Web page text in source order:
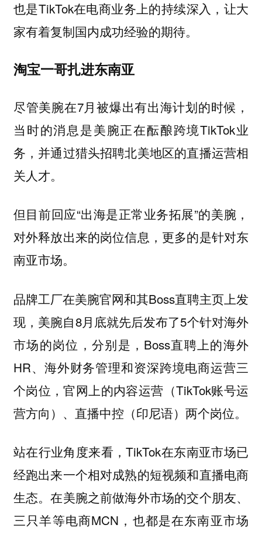
也是TikTok在电商业务上的持续深入，让大
家有着复制国内成功经验的期待。
淘宝一哥扎进东南亚
尽管美腕在7月被爆出有出海计划的时候，
当时的消息是美腕正在酝酿跨境TikTok业
务，并通过猎头招聘北美地区的直播运营相
关人才。
但目前回应“出海是正常业务拓展”的美腕，
对外释放出来的岗位信息，更多的是针对东
南亚市场。
品牌工厂在美腕官网和其Boss直聘主页上发
现，美腕自8月底就先后发布了5个针对海外
市场的岗位，分别是，Boss直聘上的海外
HR、海外财务管理和资深跨境电商运营三
个岗位，官网上的内容运营（TikTok账号运
营方向）、直播中控（印尼语）两个岗位。
站在行业角度来看，TikTok在东南亚市场已
经跑出来一个相对成熟的短视频和直播电商
生态。在美腕之前做海外市场的交个朋友、
三只羊等电商MCN，也都是在东南亚市场